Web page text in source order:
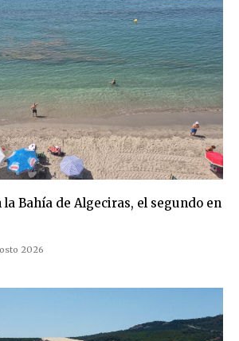
Bahía de Algeciras, el segundo en
2026